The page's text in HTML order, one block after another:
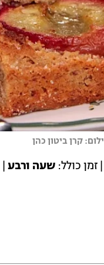
קרן ביטון כהן
| זמן כולל: שעה ורבע